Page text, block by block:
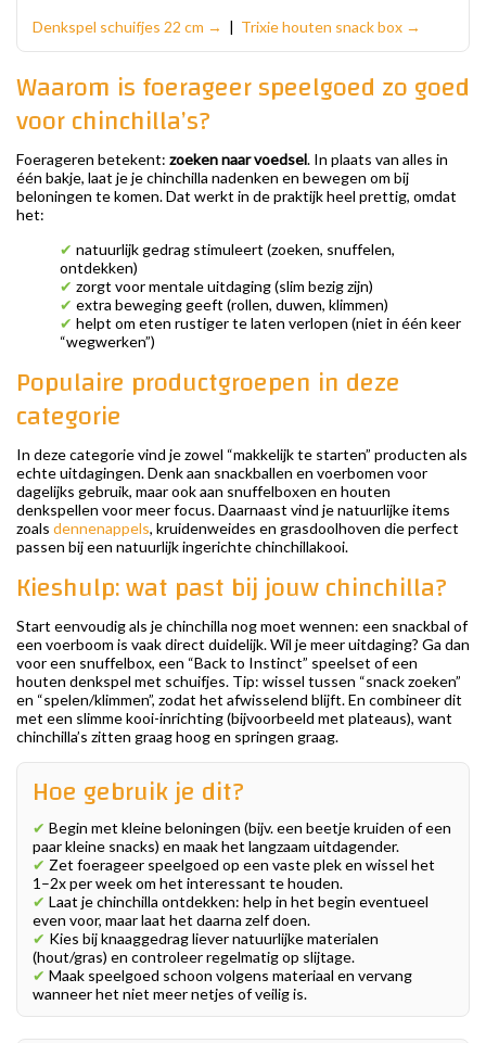
Denkspel schuifjes 22 cm → | Trixie houten snack box →
Waarom is foerageer speelgoed zo goed
voor chinchilla’s?
Foerageren betekent: zoeken naar voedsel. In plaats van alles in
één bakje, laat je je chinchilla nadenken en bewegen om bij
beloningen te komen. Dat werkt in de praktijk heel prettig, omdat
het:
✔ natuurlijk gedrag stimuleert (zoeken, snuffelen,
ontdekken)
✔ zorgt voor mentale uitdaging (slim bezig zijn)
✔ extra beweging geeft (rollen, duwen, klimmen)
✔ helpt om eten rustiger te laten verlopen (niet in één keer
“wegwerken”)
Populaire productgroepen in deze
categorie
In deze categorie vind je zowel “makkelijk te starten” producten als
echte uitdagingen. Denk aan snackballen en voerbomen voor
dagelijks gebruik, maar ook aan snuffelboxen en houten
denkspellen voor meer focus. Daarnaast vind je natuurlijke items
zoals dennenappels, kruidenweides en grasdoolhoven die perfect
passen bij een natuurlijk ingerichte chinchillakooi.
Kieshulp: wat past bij jouw chinchilla?
Start eenvoudig als je chinchilla nog moet wennen: een snackbal of
een voerboom is vaak direct duidelijk. Wil je meer uitdaging? Ga dan
voor een snuffelbox, een “Back to Instinct” speelset of een
houten denkspel met schuifjes. Tip: wissel tussen “snack zoeken”
en “spelen/klimmen”, zodat het afwisselend blijft. En combineer dit
met een slimme kooi-inrichting (bijvoorbeeld met plateaus), want
chinchilla’s zitten graag hoog en springen graag.
Hoe gebruik je dit?
✔ Begin met kleine beloningen (bijv. een beetje kruiden of een
paar kleine snacks) en maak het langzaam uitdagender.
✔ Zet foerageer speelgoed op een vaste plek en wissel het
1–2x per week om het interessant te houden.
✔ Laat je chinchilla ontdekken: help in het begin eventueel
even voor, maar laat het daarna zelf doen.
✔ Kies bij knaaggedrag liever natuurlijke materialen
(hout/gras) en controleer regelmatig op slijtage.
✔ Maak speelgoed schoon volgens materiaal en vervang
wanneer het niet meer netjes of veilig is.